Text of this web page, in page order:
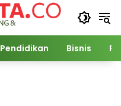
Pendidikan Bisnis